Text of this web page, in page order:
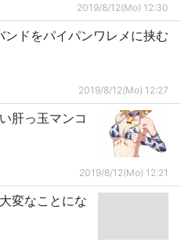
2019/8/12(Mo) 12:30
ドをパイパンワレメに挟む
2019/8/12(Mo) 12:27
肝っ玉マンコ
2019/8/12(Mo) 12:21
変なことにな